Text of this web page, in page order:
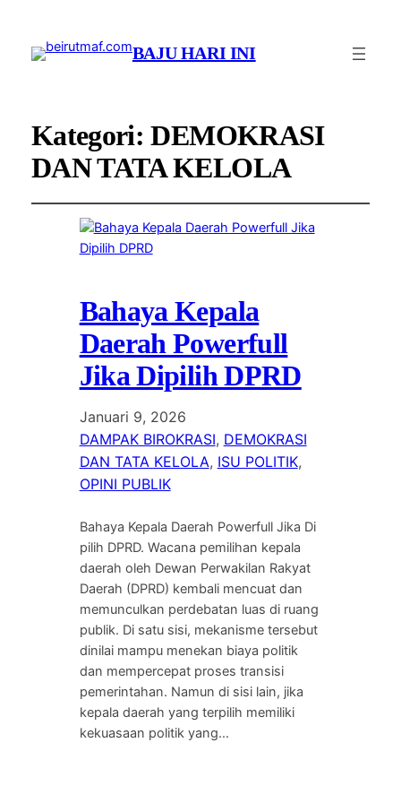
BAJU HARI INI
Kategori:DEMOKRASI
DAN TATA KELOLA
Bahaya Kepala
Daerah Powerfull
Jika Dipilih DPRD
Januari 9, 2026
DAMPAK BIROKRASI, DEMOKRASI
DAN TATA KELOLA, ISU POLITIK
OPINI PUBLIK
Bahaya Kepala Daerah Powerfull Jika Di
pilih DPRD. Wacana pemilihan kepala
daerah oleh Dewan Perwakilan Rakyat
Daerah (DPRD) kembali mencuat dan
memunculkan perdebatan luas di ruang
publik. Di satu sisi, mekanisme tersebut
dinilai mampu menekan biaya politik
dan mempercepat proses transisi
pemerintahan. Namun di sisi lain, jika
kepala daerah yang terpilih memiliki
kekuasaan politik yang…